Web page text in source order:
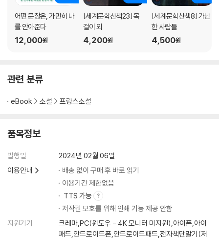
어떤 문장은, 가만히 나
를 안아준다
12,000원
[세계문학산책23] 목
걸이 외
4,200원
[세계문학산책8] 가난
한 사람들
4,500원
관련 분류
eBook 소설 프랑스소설
품목정보
발행일
2024년 02월 06일
이용안내
배송 없이 구매 후 바로 읽기
이용기간 제한없음
TTS 가능
저작권 보호를 위해 인쇄 기능 제공 안함
지원기기
크레마,PC(윈도우 - 4K 모니터 미지원),아이폰,아이
패드,안드로이드폰,안드로이드패드,전자책단말기(저